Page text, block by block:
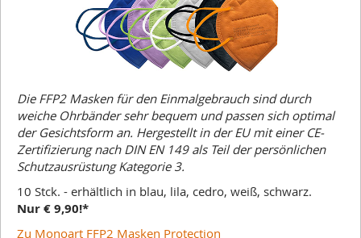
Die FFP2 Masken für den Einmalgebrauch sind durch
weiche Ohrbänder sehr bequem und passen sich optimal
der Gesichtsform an. Hergestellt in der EU mit einer CE-
Zertifizierung nach DIN EN 149 als Teil der persönlichen
Schutzausrüstung Kategorie 3.
10 Stck. - erhältlich in blau, lila, cedro, weiß, schwarz.
Nur € 9,90!*
Zu Monoart FFP2 Masken Protection